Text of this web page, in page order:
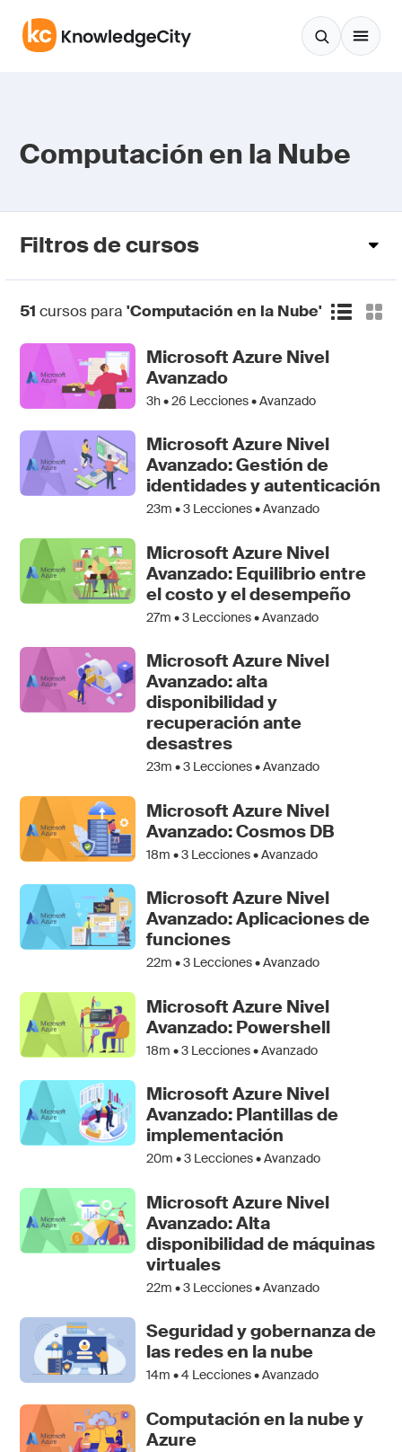
Computación en la Nube
Filtros de cursos
51 cursos para 'Computación en la Nube'
Microsoft Azure Nivel
Avanzado
3h •26 Lecciones • Avanzado
Microsoft Azure Nivel
Avanzado: Gestión de
identidades y autenticación
23m •3 Lecciones • Avanzado
Microsoft Azure Nivel
Avanzado: Equilibrio entre
el costo y el desempeño
27m •3 Lecciones • Avanzado
Microsoft Azure Nivel
Avanzado: alta
disponibilidad y
recuperación ante
desastres
23m •3 Lecciones • Avanzado
Microsoft Azure Nivel
Avanzado: Cosmos DB
18m •3 Lecciones • Avanzado
Microsoft Azure Nivel
Avanzado: Aplicaciones de
funciones
22m •3 Lecciones • Avanzado
Microsoft Azure Nivel
Avanzado: Powershell
18m •3 Lecciones • Avanzado
Microsoft Azure Nivel
Avanzado: Plantillas de
implementación
20m •3 Lecciones • Avanzado
Microsoft Azure Nivel
Avanzado: Alta
disponibilidad de máquinas
virtuales
22m •3 Lecciones • Avanzado
Seguridad y gobernanza de
las redes en la nube
14m •4 Lecciones • Avanzado
Computación en la nube y
Azure